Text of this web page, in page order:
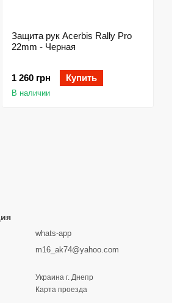
Защита рук Acerbis Rally Pro
22mm - Черная
1 260 грн Купить
В наличии
whats-app
m16_ak74@yahoo.com
Украина г. Днепр
Карта проезда